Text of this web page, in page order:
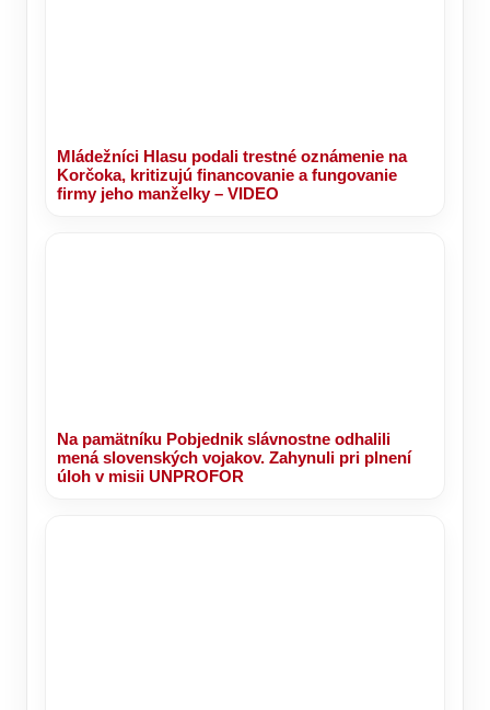
Mládežníci Hlasu podali trestné oznámenie na
Korčoka, kritizujú financovanie a fungovanie
firmy jeho manželky – VIDEO
Na pamätníku Pobjednik slávnostne odhalili
mená slovenských vojakov. Zahynuli pri plnení
úloh v misii UNPROFOR